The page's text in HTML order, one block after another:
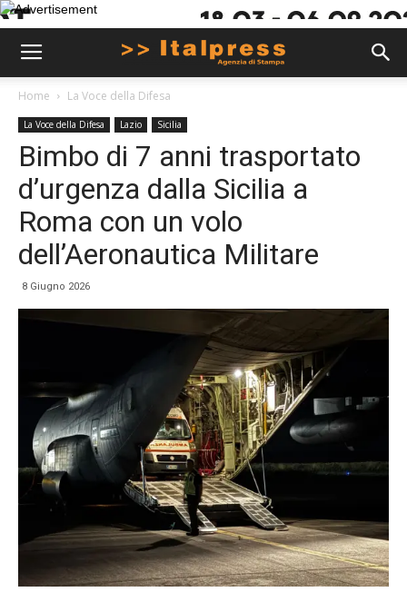
Home La Voce della Difesa
La Voce della Difesa Lazio Sicilia
Bimbo di 7 anni trasportato
d’urgenza dalla Sicilia a
Roma con un volo
dell’Aeronautica Militare
8 Giugno 2026